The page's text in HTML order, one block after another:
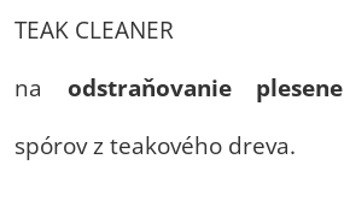
TEAK CLEANER
na odstraňovanie plesene
spórov z teakového dreva.